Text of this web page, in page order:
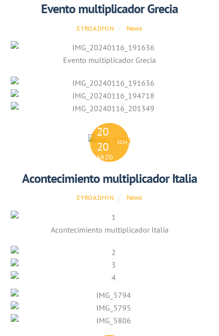
Evento multiplicador Grecia
EYROADMIN News
Evento multiplicador Grecia
20
20
MARZO
2024
Acontecimiento multiplicador Italia
EYROADMIN News
Acontecimiento multiplicador Italia